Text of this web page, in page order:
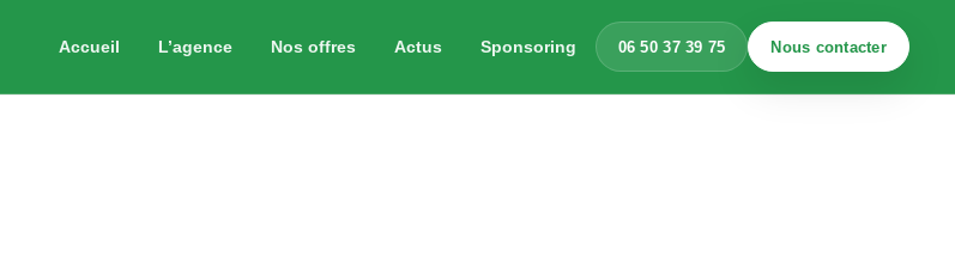
Accueil L’agence Nos offres Actus Sponsoring 06 50 37 39 75 Nous contacter